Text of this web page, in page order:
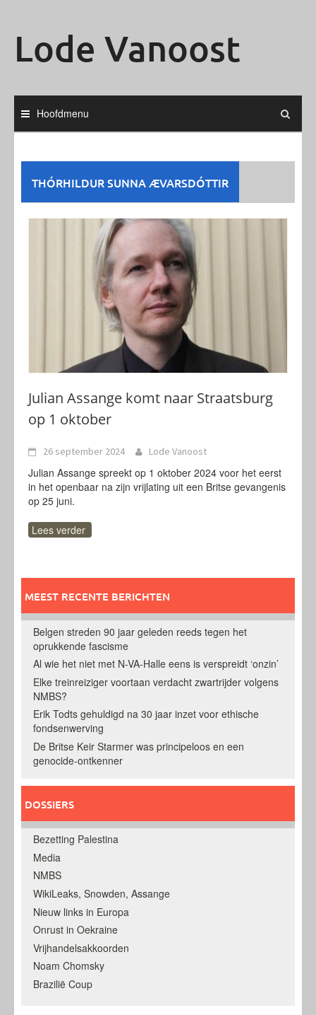
Lode Vanoost
Hoofdmenu
THÓRHILDUR SUNNA ÆVARSDÓTTIR
Julian Assange komt naar Straatsburg
op 1 oktober
26 september 2024 Lode Vanoost
Julian Assange spreekt op 1 oktober 2024 voor het eerst
in het openbaar na zijn vrijlating uit een Britse gevangenis
op 25 juni.
Lees verder
MEEST RECENTE BERICHTEN
Belgen streden 90 jaar geleden reeds tegen het
oprukkende fascisme
Al wie het niet met N-VA-Halle eens is verspreidt ‘onzin’
Elke treinreiziger voortaan verdacht zwartrijder volgens
NMBS?
Erik Todts gehuldigd na 30 jaar inzet voor ethische
fondsenwerving
De Britse Keir Starmer was principeloos en een
genocide-ontkenner
DOSSIERS
Bezetting Palestina
Media
NMBS
WikiLeaks, Snowden, Assange
Nieuw links in Europa
Onrust in Oekraine
Vrijhandelsakkoorden
Noam Chomsky
Brazilië Coup